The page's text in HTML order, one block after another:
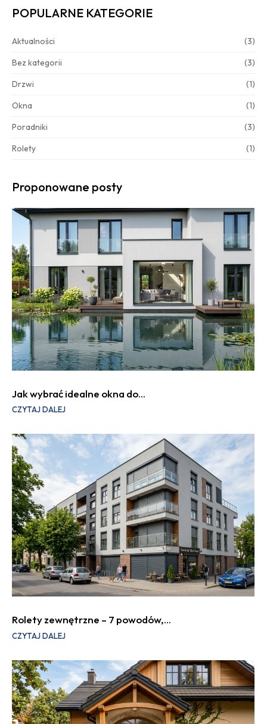
POPULARNE KATEGORIE
Aktualności
(3)
Bez kategorii
(3)
Drzwi
(1)
Okna
(1)
Poradniki
(3)
Rolety
(1)
Proponowane posty
Jak wybrać idealne okna do…
CZYTAJ DALEJ
Rolety zewnętrzne – 7 powodów,…
CZYTAJ DALEJ